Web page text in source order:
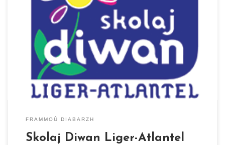
Skolaj Diwan Liger Atlantel 12 bali an añjevinier 44800
Sant-Ervlan Titouroù : skolaj.sant-ervlan@diwan.bzh
Kuzul skoazell Blog skolajidi
FRAMMOÙ DIABARZH
Skolaj Diwan Liger-Atlantel